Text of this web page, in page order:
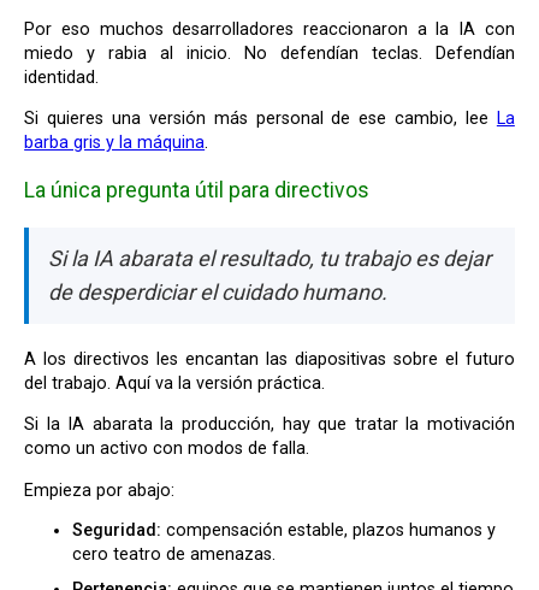
Por eso muchos desarrolladores reaccionaron a la IA con
miedo y rabia al inicio. No defendían teclas. Defendían
identidad.
Si quieres una versión más personal de ese cambio, lee La
barba gris y la máquina.
La única pregunta útil para directivos
Si la IA abarata el resultado, tu trabajo es dejar
de desperdiciar el cuidado humano.
A los directivos les encantan las diapositivas sobre el futuro
del trabajo. Aquí va la versión práctica.
Si la IA abarata la producción, hay que tratar la motivación
como un activo con modos de falla.
Empieza por abajo:
Seguridad: compensación estable, plazos humanos y
cero teatro de amenazas.